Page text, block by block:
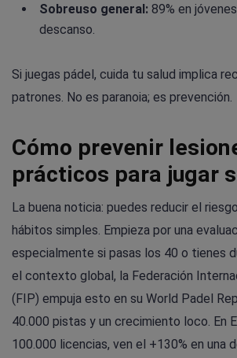
Sobreuso general: 89% en
descanso.
Si juegas pádel, cuida tu salud implica
patrones. No es paranoia; es prevención.
Cómo prevenir
prácticos para jugar
La buena noticia: puedes reducir el
hábitos simples. Empieza por una
especialmente si pasas los 40 o tienes
el contexto global, la Federación
(FIP) empuja esto en su World Padel
40.000 pistas y un crecimiento loco. En
100.000 licencias, ven el +130% en una